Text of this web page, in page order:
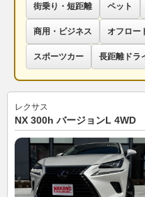
街乗り・短距離 ペット
商用・ビジネス オフロー
スポーツカー 長距離ドラ
レクサス
NX 300h バージョンL 4WD